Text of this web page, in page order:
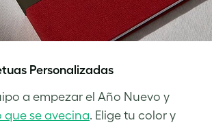
Personalizadas
a empezar el Año Nuevo y
que se avecina. Elige tu color y